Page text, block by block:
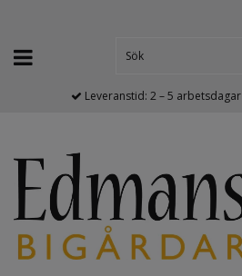
Leveranstid: 2 – 5 arbetsdagar